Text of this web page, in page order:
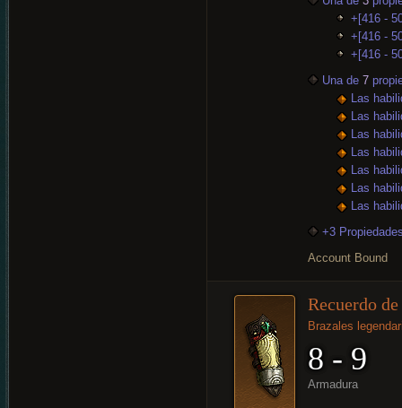
+[416 -
+[416 -
+[416 -
Una de 7
Las
Las
Las
Las
Las
Las
Las
+3
Account Bound
Recuerdo
Brazales
8 - 9
Armadura